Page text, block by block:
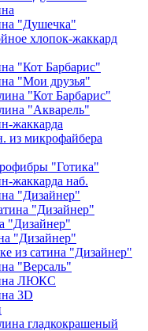
"Душечка"
хлопок-жаккард
"Кот Барбарис"
"Мои друзья"
"Кот Барбарис"
"Акварель"
жаккарда
из микрофайбера
"Готика"
жаккарда наб.
"Дизайнер"
"Дизайнер"
"Дизайнер"
"Дизайнер"
из сатина "Дизайнер"
"Версаль"
ЛЮКС
3D
гладкокрашеный